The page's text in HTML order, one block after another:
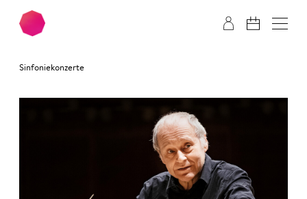
Zum Hauptinhalt springen Zum Footer springen
Sinfoniekonzerte